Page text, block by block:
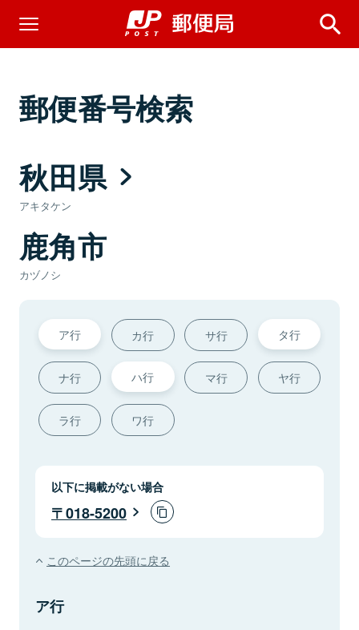
郵便番号検索
秋田県
アキタケン
鹿角市
カヅノシ
ア行 カ行 サ行 タ行
ナ行 ハ行 マ行 ヤ行
ラ行 ワ行
以下に掲載がない場合
018-5200
このページの先頭に戻る
ア行